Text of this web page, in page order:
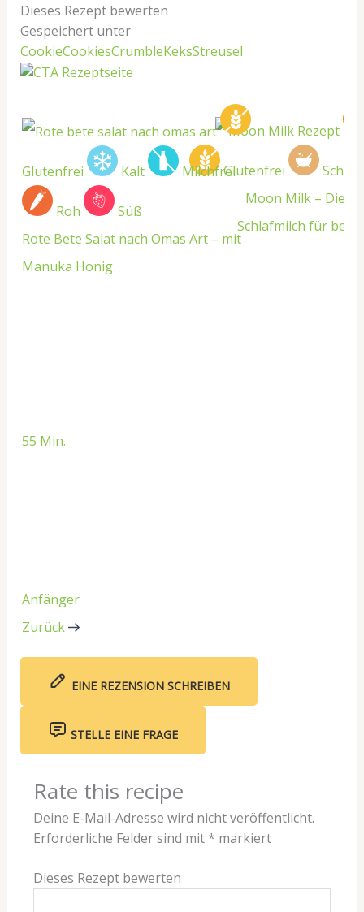
Dieses Rezept bewerten
Gespeichert unter
CookieCookiesCrumbleKeksStreusel
Glutenfrei Kalt Milchfrei
Roh
Süß
Rote Bete Salat nach Omas Art – mit
Manuka Honig
55 Min.
Anfänger
Zurück
Glutenfrei
Moon Milk – Die
Schlafmilch für
EINE REZENSION SCHREIBEN
STELLE EINE FRAGE
Rate this recipe
Deine E-Mail-Adresse wird nicht veröffentlicht.
Erforderliche Felder sind mit * markiert
Dieses Rezept bewerten